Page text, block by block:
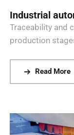
Industrial
Traceability and
production
Read More